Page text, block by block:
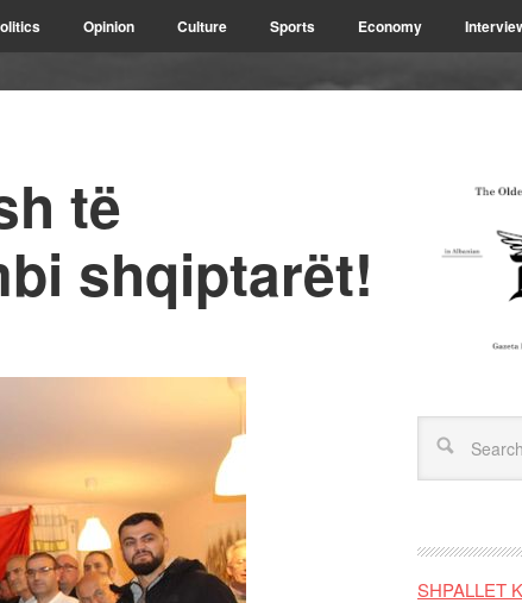
Opinion Culture Sports Economy
të
shqiptarët!
SHPALLET